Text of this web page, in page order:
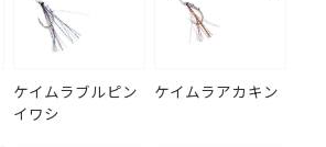
ケイムラブルピン
イワシ
ケイムラアカキン